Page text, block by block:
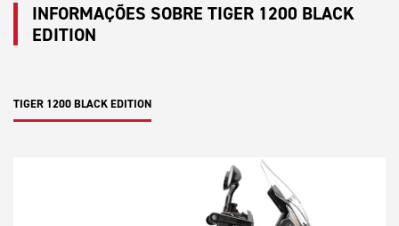
INFORMAÇÕES SOBRE TIGER 1200 BLACK
EDITION
TIGER 1200 BLACK EDITION